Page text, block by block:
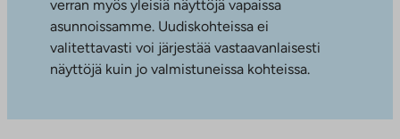
verran myös yleisiä näyttöjä vapaissa
asunnoissamme. Uudiskohteissa ei
valitettavasti voi järjestää vastaavanlaisesti
näyttöjä kuin jo valmistuneissa kohteissa.